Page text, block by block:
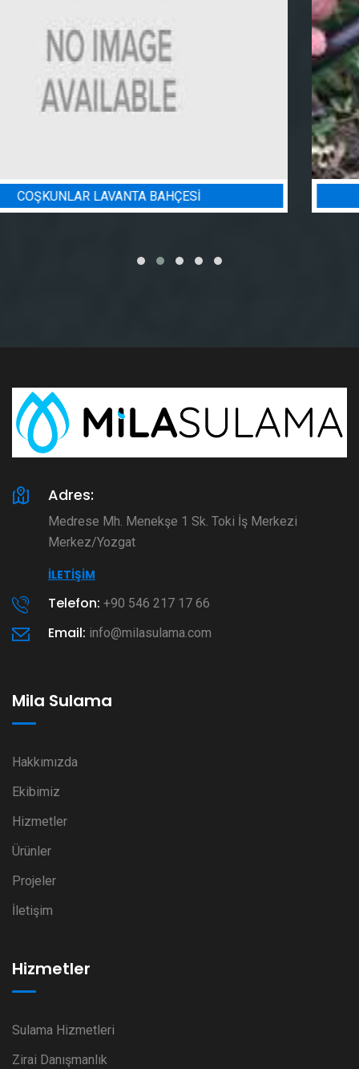
BADEM BAHÇESI SULAMA PROJESI
Adres:
Medrese Mh. Menekşe 1 Sk. Toki İş Merkezi
Merkez/Yozgat
İLETIŞIM
Telefon: +90 546 217 17 66
Email: info@milasulama.com
Mila Sulama
Hakkımızda
Ekibimiz
Hizmetler
Ürünler
Projeler
İletişim
Hizmetler
Sulama Hizmetleri
Zirai Danışmanlık